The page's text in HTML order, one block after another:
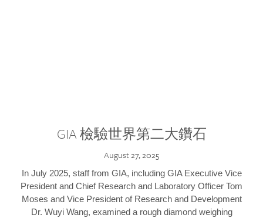
GIA 檢驗世界第二大鑽石
August 27, 2025
In July 2025, staff from GIA, including GIA Executive Vice
President and Chief Research and Laboratory Officer Tom
Moses and Vice President of Research and Development
Dr. Wuyi Wang, examined a rough diamond weighing